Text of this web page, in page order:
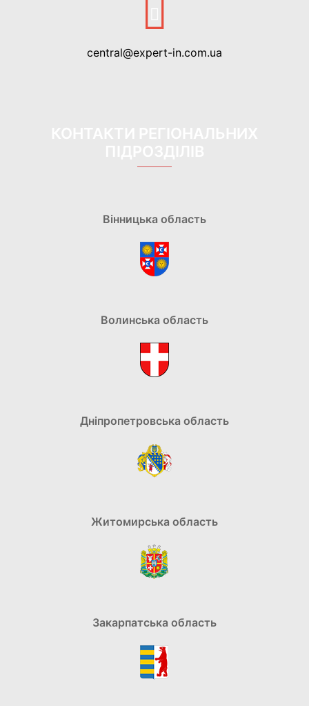
central@expert-in.com.ua
Вінницька область
Волинська область
Дніпропетровська область
Житомирська область
Закарпатська область